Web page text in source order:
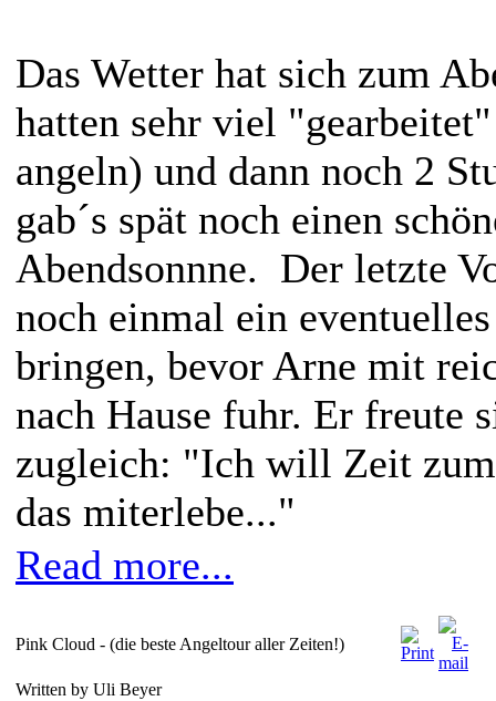
Das Wetter hat sich zum
hatten sehr viel
angeln) und dann noch 2
gab´s spät noch einen
Abendsonnne. Der letzte
noch einmal ein
bringen, bevor Arne mit
nach Hause fuhr. Er freute
zugleich: "Ich will Zeit
das miterlebe..."
Read more...
Pink Cloud - (die beste Angeltour aller Zeiten!)
Written by Uli Beyer